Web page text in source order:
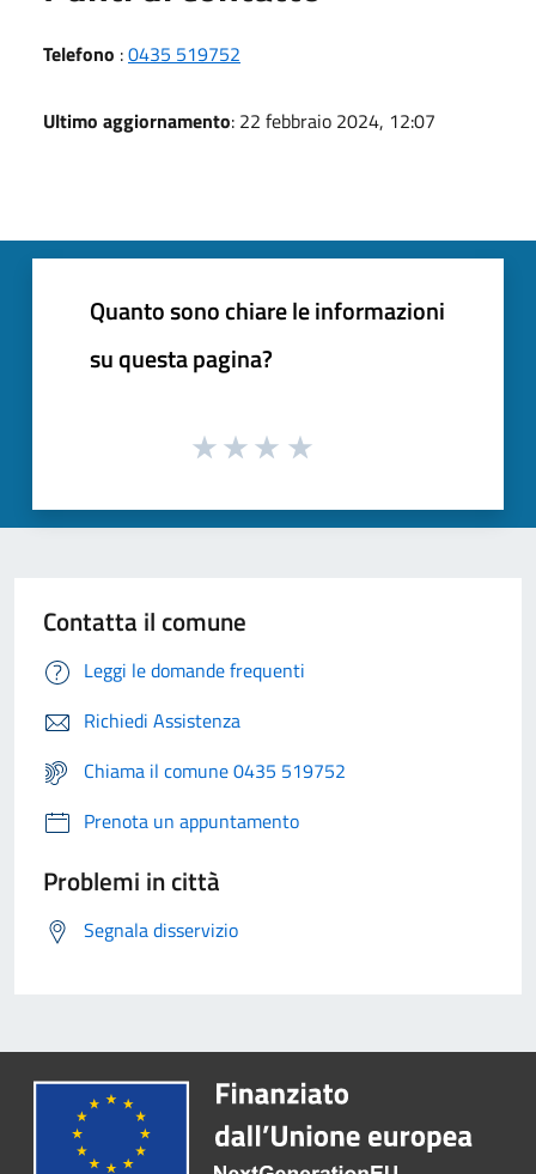
Telefono :0435 519752
Ultimo aggiornamento: 22 febbraio 2024, 12:07
Quanto sono chiare le informazioni
su questa pagina?
Contatta il comune
Leggi le domande frequenti
Richiedi Assistenza
Chiama il comune 0435 519752
Prenota un appuntamento
Problemi in città
Segnala disservizio